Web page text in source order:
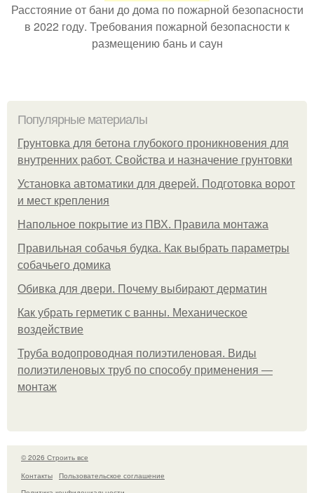
Расстояние от бани до дома по пожарной безопасности
в 2022 году. Требования пожарной безопасности к
размещению бань и саун
Популярные материалы
Грунтовка для бетона глубокого проникновения для
внутренних работ. Свойства и назначение грунтовки
Установка автоматики для дверей. Подготовка ворот
и мест крепления
Напольное покрытие из ПВХ. Правила монтажа
Правильная собачья будка. Как выбрать параметры
собачьего домика
Обивка для двери. Почему выбирают дерматин
Как убрать герметик с ванны. Механическое
воздействие
Труба водопроводная полиэтиленовая. Виды
полиэтиленовых труб по способу применения —
монтаж
© 2026 Строить все
Контакты
Пользовательское соглашение